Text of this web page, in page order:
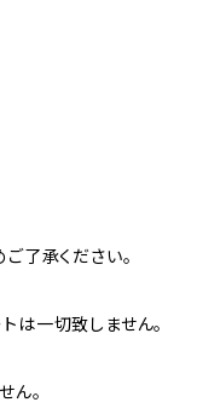
了承ください。
は一切致しません。
ん。